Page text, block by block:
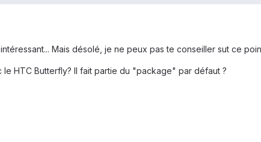
Mais désolé, je ne peux pas te conseiller sut ce
HTC Butterfly? Il fait partie du "package" par défaut ?